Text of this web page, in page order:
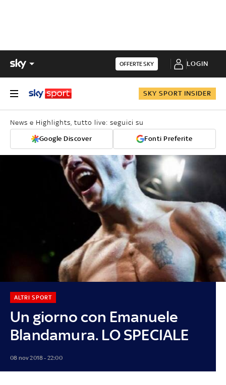
OFFERTE SKY LOGIN
SKY SPORT INSIDER
News e Highlights, tutto live: seguici su
Google Discover Fonti Preferite
Un giorno con Emanuele
Blandamura. LO SPECIALE
ALTRI SPORT
08 nov 2018 - 22:00